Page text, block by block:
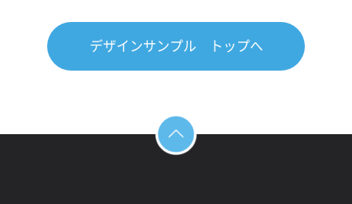
デザインサンプル トップへ